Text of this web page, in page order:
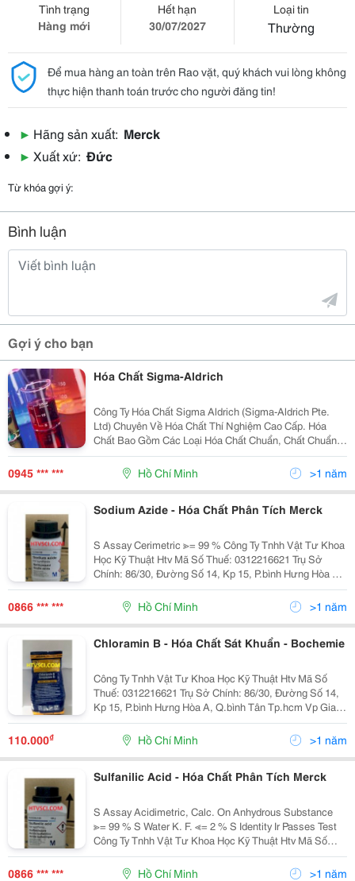
Tình trạng
Hàng mới
Hết hạn
30/07/2027
Loại tin
Thường
Để mua hàng an toàn trên Rao vặt, quý khách vui lòng không
thực hiện thanh toán trước cho người đăng tin!
▶ Hãng sản xuất: Merck
▶ Xuất xứ: Đức
Từ khóa gợi ý:
Bình luận
Gợi ý cho bạn
Hóa Chất Sigma-Aldrich
Công Ty Hóa Chất Sigma Aldrich (Sigma-Aldrich Pte.
Ltd) Chuyên Về Hóa Chất Thí Nghiệm Cao Cấp. Hóa
Chất Bao Gồm Các Loại Hóa Chất Chuẩn, Chất Chuẩn
Phân Tích, Chuẩn Dược Điển, Chuẩn Thứ Cấp, Chuẩn
Làm Việc, Dung Môi, Dung Môi Sắc Ký, Hóa Chất Cơ
0945 *** *** Hồ Chí Minh >1 năm
Sodium Azide - Hóa Chất Phân Tích Merck
S Assay Cerimetric ≫= 99 % Công Ty Tnhh Vật Tư Khoa
Học Kỹ Thuật Htv Mã Số Thuế: 0312216621 Trụ Sở
Chính: 86/30, Đường Số 14, Kp 15, P.bình Hưng Hòa A,
Q.bình Tân Tp.hcm Vp Giao Dịch: 549/28/2A Lê Văn
Thọ, P14, Q. Gò Vấp, Tp.hcm
0866 *** *** Hồ Chí Minh >1 năm
Chloramin B - Hóa Chất Sát Khuẩn - Bochemie
Công Ty Tnhh Vật Tư Khoa Học Kỹ Thuật Htv Mã Số
Thuế: 0312216621 Trụ Sở Chính: 86/30, Đường Số 14,
Kp 15, P.bình Hưng Hòa A, Q.bình Tân Tp.hcm Vp Giao
Dịch: 549/28/2A Lê Văn Thọ, P14, Q. Gò Vấp, Tp.hcm
Tel: 08. 66851358/0932 112 883 Fax:
110.000₫ Hồ Chí Minh >1 năm
Sulfanilic Acid - Hóa Chất Phân Tích Merck
S Assay Acidimetric, Calc. On Anhydrous Substance
≫= 99 % S Water K. F. ≪= 2 % S Identity Ir Passes Test
Công Ty Tnhh Vật Tư Khoa Học Kỹ Thuật Htv Mã Số
Thuế: 0312216621 Trụ Sở Chính: 86/30, Đường Số 14,
Kp 15, P.bình Hưng Hòa
0866 *** *** Hồ Chí Minh >1 năm